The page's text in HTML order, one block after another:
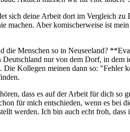
sich deine Arbeit dort im Vergleich zu
machen. Aber komischerweise ist
Menschen so in Neuseeland?
nur von dem Dorf, in dem
Kollegen meinen dann so: "Fehler
dass es auf der Arbeit für dich so
für mich entschieden, wenn es bei
werden. Ich bin auch echt froh,